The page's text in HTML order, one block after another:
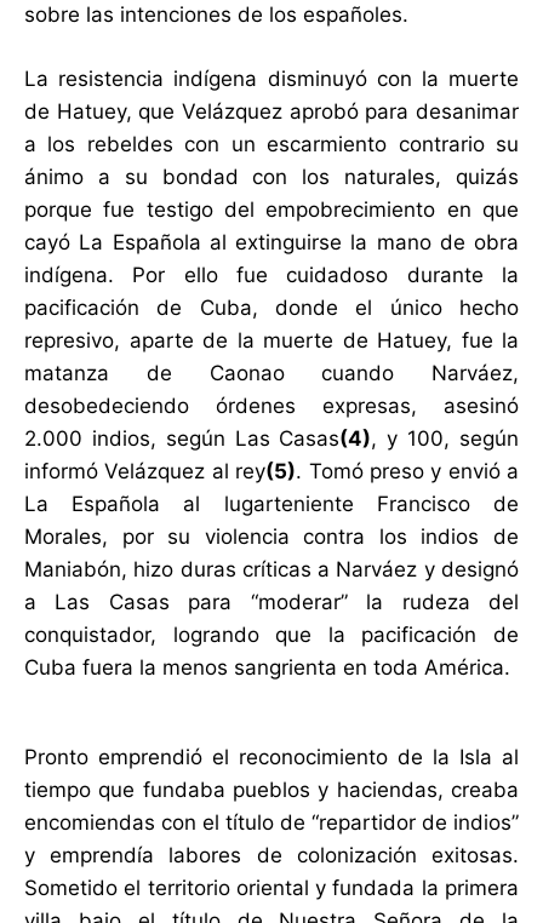
sobre las intenciones de los españoles.
La resistencia indígena disminuyó con la muerte
de Hatuey, que Velázquez aprobó para desanimar
a los rebeldes con un escarmiento contrario su
ánimo a su bondad con los naturales, quizás
porque fue testigo del empobrecimiento en que
cayó La Española al extinguirse la mano de obra
indígena. Por ello fue cuidadoso durante la
pacificación de Cuba, donde el único hecho
represivo, aparte de la muerte de Hatuey, fue la
matanza de Caonao cuando Narváez,
desobedeciendo órdenes expresas, asesinó
2.000 indios, según Las Casas(4), y 100, según
informó Velázquez al rey(5). Tomó preso y envió a
La Española al lugarteniente Francisco de
Morales, por su violencia contra los indios de
Maniabón, hizo duras críticas a Narváez y designó
a Las Casas para “moderar” la rudeza del
conquistador, logrando que la pacificación de
Cuba fuera la menos sangrienta en toda América.
Pronto emprendió el reconocimiento de la Isla al
tiempo que fundaba pueblos y haciendas, creaba
encomiendas con el título de “repartidor de indios”
y emprendía labores de colonización exitosas.
Sometido el territorio oriental y fundada la primera